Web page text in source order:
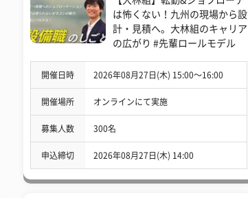
は怖くない！九州の現場から設
計・見積へ。大林組のキャリア
の広がり #先輩ロールモデル
開催日時 2026年08月27日(木) 15:00〜16:00
開催場所 オンラインにて実施
募集人数 300名
申込締切 2026年08月27日(木) 14:00